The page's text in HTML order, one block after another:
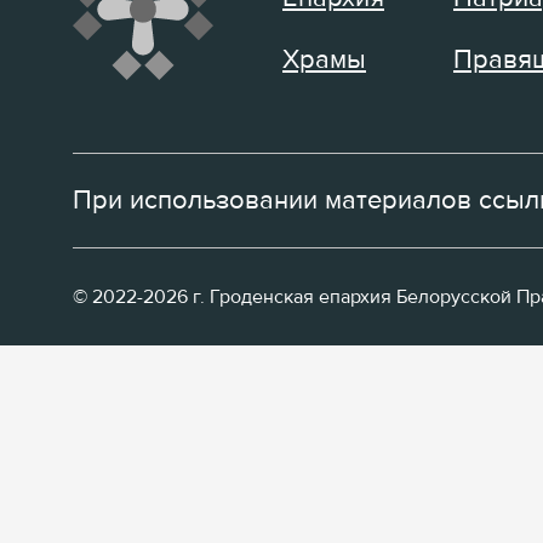
Храмы
При использовании материалов
© 2022-2026 г. Гроденская епархия Белорусской